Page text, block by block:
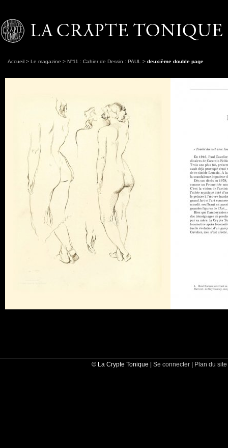
Accueil > Le magazine > N°11 : Cahier de Dessin : PAUL > deuxième double page
© La Crypte Tonique | Se connecter | Plan du site